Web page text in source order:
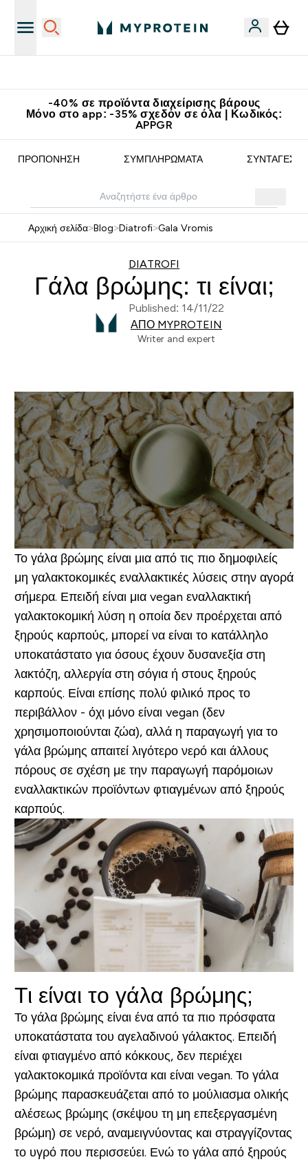
-40% σε προϊόντα διαχείρισης βάρους
Μόνο στο app: -35% σχεδόν σε όλα | Κωδικός:
APPGR
ΠΡΟΠΌΝΗΣΗ ΣΥΜΠΛΗΡΏΜΑΤΑ ΣΥΝΤΑΓΈΣ
Αρχική σελίδα>Blog>Diatrofi>Gala Vromis
DIATROFI
Γάλα βρώμης: τι είναι;
Published: 14/11/22
ΑΠΌ MYPROTEIN
Writer and expert
Το γάλα βρώμης είναι μια από τις πιο δημοφιλείς
μη γαλακτοκομικές εναλλακτικές λύσεις στην αγορά
σήμερα. Επειδή είναι μια vegan εναλλακτική
γαλακτοκομική λύση η οποία δεν προέρχεται από
ξηρούς καρπούς, μπορεί να είναι το κατάλληλο
υποκατάστατο για όσους έχουν δυσανεξία στη
λακτόζη, αλλεργία στη σόγια ή στους ξηρούς
καρπούς. Είναι επίσης πολύ φιλικό προς το
περιβάλλον - όχι μόνο είναι vegan (δεν
χρησιμοποιούνται ζώα), αλλά η παραγωγή για το
γάλα βρώμης απαιτεί λιγότερο νερό και άλλους
πόρους σε σχέση με την παραγωγή παρόμοιων
εναλλακτικών προϊόντων φτιαγμένων από ξηρούς
καρπούς.
Τι είναι το γάλα βρώμης;
Το γάλα βρώμης είναι ένα από τα πιο πρόσφατα
υποκατάστατα του αγελαδινού γάλακτος. Επειδή
είναι φτιαγμένο από κόκκους, δεν περιέχει
γαλακτοκομικά προϊόντα και είναι vegan. Το γάλα
βρώμης παρασκευάζεται από το μούλιασμα ολικής
αλέσεως βρώμης (σκέψου τη μη επεξεργασμένη
βρώμη) σε νερό, αναμειγνύοντας και στραγγίζοντας
το υγρό που περισσεύει. Ενώ το γάλα από ξηρούς